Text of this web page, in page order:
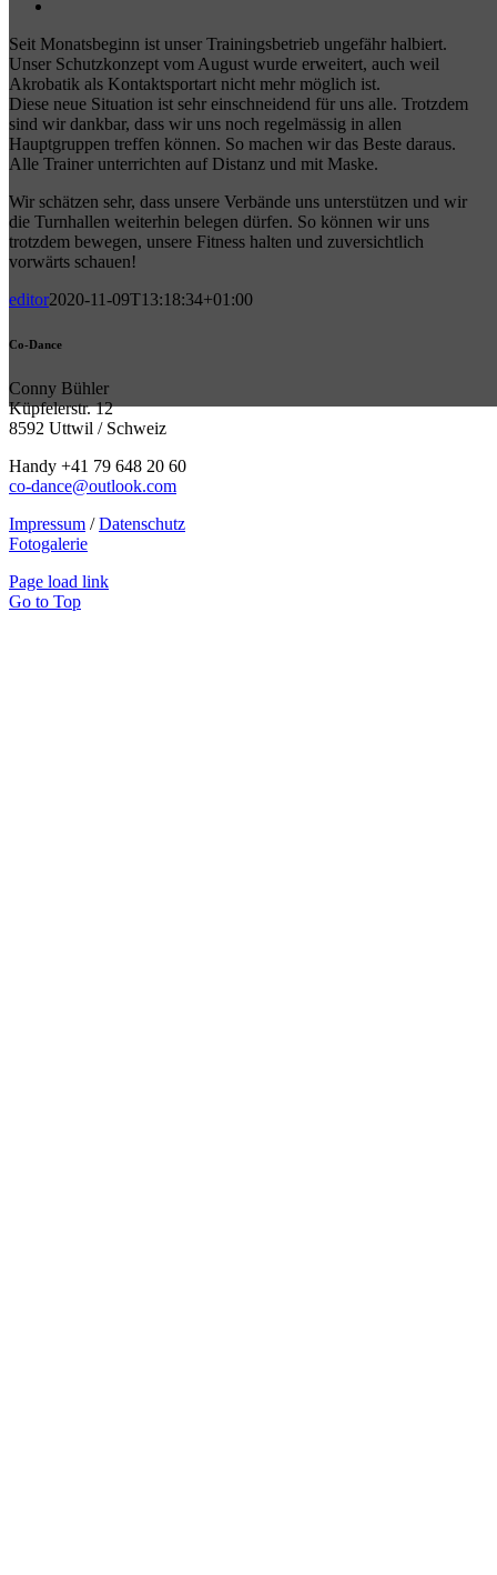
Seit Monatsbeginn ist unser Trainingsbetrieb ungefähr halbiert.
Unser Schutzkonzept vom August wurde erweitert, auch weil
Akrobatik als Kontaktsportart nicht mehr möglich ist.
Diese neue Situation ist sehr einschneidend für uns alle. Trotzdem
sind wir dankbar, dass wir uns noch regelmässig in allen
Hauptgruppen treffen können. So machen wir das Beste daraus.
Alle Trainer unterrichten auf Distanz und mit Maske.
Wir schätzen sehr, dass unsere Verbände uns unterstützen und wir
die Turnhallen weiterhin belegen dürfen. So können wir uns
trotzdem bewegen, unsere Fitness halten und zuversichtlich
vorwärts schauen!
editor2020-11-09T13:18:34+01:00
Co-Dance
Conny Bühler
Küpfelerstr. 12
8592 Uttwil / Schweiz
Handy +41 79 648 20 60
co-dance@outlook.com
Impressum /Datenschutz
Fotogalerie
Page load link
Go to Top